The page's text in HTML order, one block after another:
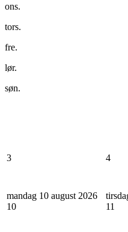
ons.
tors.
fre.
lør.
søn.
3 4
mandag 10 august 2026
10
11